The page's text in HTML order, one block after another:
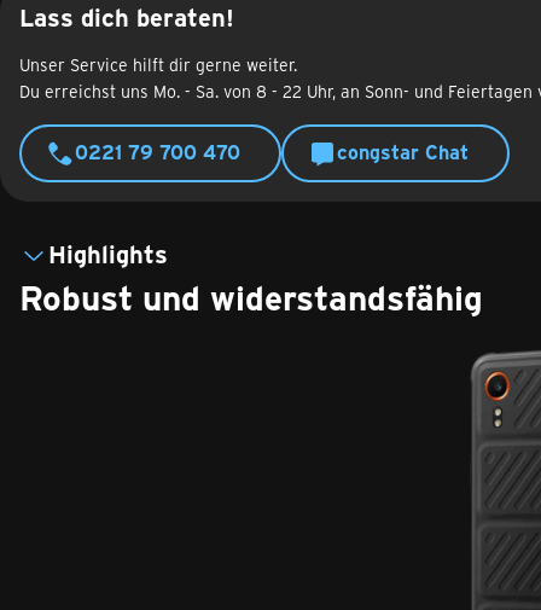
Lass dich beraten!
Unser Service hilft dir gerne weiter.
Du erreichst uns Mo. - Sa. von 8 - 22 Uhr, an Sonn- und Feiertagen
0221 79 700 470 congstar Chat
Highlights
Robust und widerstandsfähig